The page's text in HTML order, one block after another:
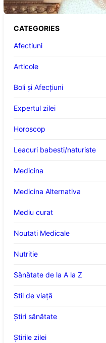
CATEGORIES
Afectiuni
Articole
Boli și Afecțiuni
Expertul zilei
Horoscop
Leacuri babesti/naturiste
Medicina
Medicina Alternativa
Mediu curat
Noutati Medicale
Nutritie
Sănătate de la A la Z
Stil de viaţă
Ştiri sănătate
Știrile zilei